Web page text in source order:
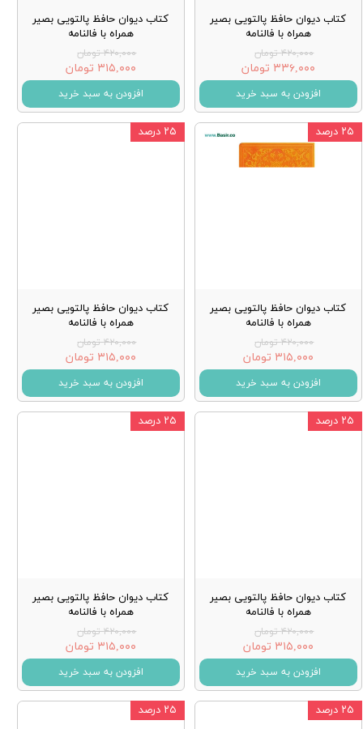
کتاب دیوان حافظ پالتویی بصیر
همراه با فالنامه
۴۲۰,۰۰۰ تومان
۳۳۶,۰۰۰ تومان
افزودن به سبد خرید
کتاب دیوان حافظ پالتویی بصیر
همراه با فالنامه
۴۲۰,۰۰۰ تومان
۳۱۵,۰۰۰ تومان
افزودن به سبد خرید
کتاب دیوان حافظ پالتویی بصیر
همراه با فالنامه
۴۲۰,۰۰۰ تومان
۳۱۵,۰۰۰ تومان
افزودن به سبد خرید
۲۵ درصد
کتاب دیوان حافظ پالتویی بصیر
همراه با فالنامه
۴۲۰,۰۰۰ تومان
۳۱۵,۰۰۰ تومان
افزودن به سبد خرید
۲۵ درصد
کتاب دیوان حافظ پالتویی بصیر
همراه با فالنامه
۴۲۰,۰۰۰ تومان
۳۱۵,۰۰۰ تومان
افزودن به سبد خرید
۲۵ درصد
کتاب دیوان حافظ پالتویی بصیر
همراه با فالنامه
۴۲۰,۰۰۰ تومان
۳۱۵,۰۰۰ تومان
افزودن به سبد خرید
۲۵ درصد
۲۵ درصد ۲۵ درصد